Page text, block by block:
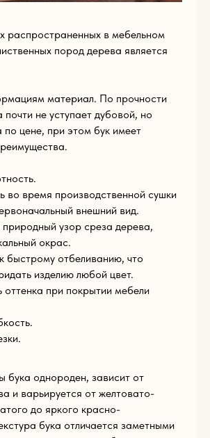
распространенных в мебельном
пород дерева является
материал. По прочности
почти не уступает дубовой, но
по цене, при этом бук имеет
во время производственной сушки
внешний вид.
узор среза дерева,
окрас.
быстрому отбеливанию, что
изделию любой цвет.
оттенка при покрытии мебели
бука однороден, зависит от
и варьируется от желтовато-
до яркого красно-
бука отличается заметными
вы соглашаетесь с
д. 68а, стр. 1